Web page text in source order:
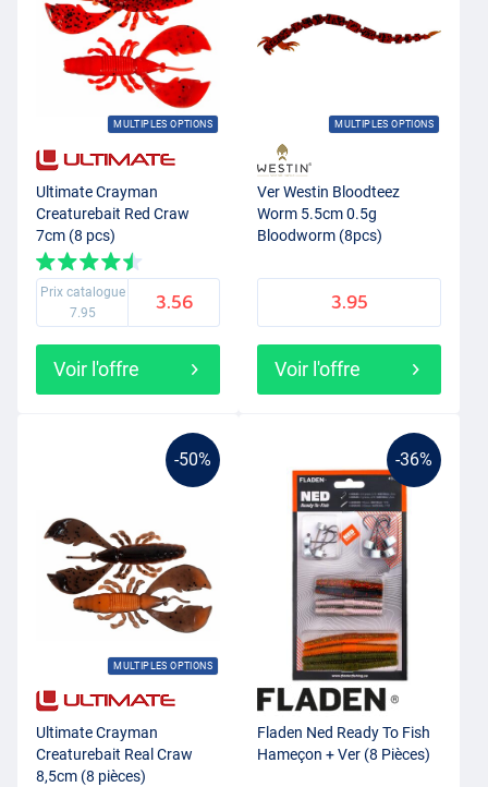
MULTIPLES OPTIONS
Ultimate Crayman
Creaturebait Red Craw
7cm (8 pcs)
Prix catalogue
7.95
3.56
Voir l'offre
MULTIPLES OPTIONS
Ver Westin Bloodteez
Worm 5.5cm 0.5g
Bloodworm (8pcs)
3.95
Voir l'offre
-50%
MULTIPLES OPTIONS
Ultimate Crayman
Creaturebait Real Craw
8,5cm (8 pièces)
-36%
Fladen Ned Ready To Fish
Hameçon + Ver (8 Pièces)